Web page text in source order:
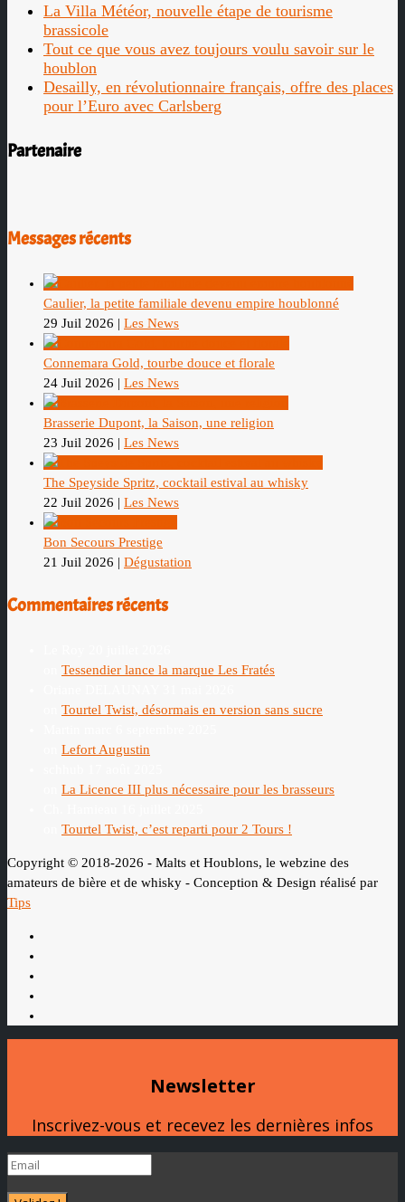
La Villa Météor, nouvelle étape de tourisme
brassicole
Tout ce que vous avez toujours voulu savoir sur le
houblon
Desailly, en révolutionnaire français, offre des places
pour l’Euro avec Carlsberg
Partenaire
Messages récents
Caulier, la petite familiale devenu empire houblonné
29 Juil 2026 | Les News
Connemara Gold, tourbe douce et florale
24 Juil 2026 | Les News
Brasserie Dupont, la Saison, une religion
23 Juil 2026 | Les News
The Speyside Spritz, cocktail estival au whisky
22 Juil 2026 | Les News
Bon Secours Prestige
21 Juil 2026 | Dégustation
Commentaires récents
Tessendier lance la marque Les Fratés
Tourtel Twist, désormais en version sans sucre
Lefort Augustin
La Licence III plus nécessaire pour les brasseurs
Tourtel Twist, c’est reparti pour 2 Tours !
Copyright © 2018-2026 - Malts et Houblons, le webzine des
amateurs de bière et de whisky - Conception & Design réalisé par
Tips
Newsletter
Inscrivez-vous et recevez les dernières infos